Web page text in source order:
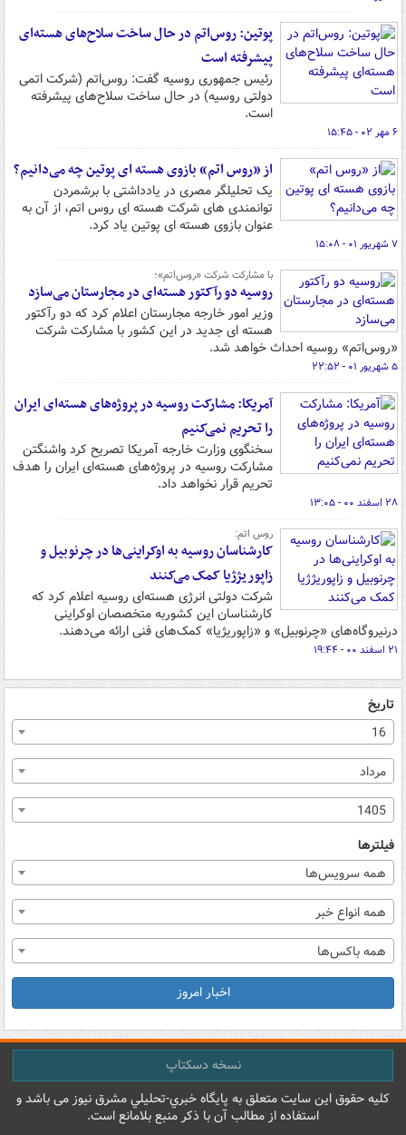
پوتین: روس‌اتم در حال ساخت سلاح‌های هسته‌ای
پیشرفته است
رئیس جمهوری روسیه گفت: روس‌اتم (شرکت اتمی
دولتی روسیه) در حال ساخت سلاح‌های پیشرفته‌
است.
۶ مهر ۰۲ - ۱۵:۴۵
از «روس اتم» بازوی هسته ای پوتین چه می‌دانیم؟
یک تحلیلگر مصری در یادداشتی با برشمردن
توانمندی های شرکت هسته ای روس اتم، از آن به
عنوان بازوی هسته ای پوتین یاد کرد.
۷ شهریور ۰۱ - ۱۵:۰۸
با مشارکت شرکت «روس‌اتم»؛
روسیه دو رآکتور هسته‌ای در مجارستان می‌سازد
وزیر امور خارجه مجارستان اعلام کرد که دو رآکتور
هسته‌ ای جدید در این کشور با مشارکت شرکت
«روس‌اتم» روسیه احداث خواهد شد.
۵ شهریور ۰۱ - ۲۲:۵۲
آمریکا: مشارکت روسیه در پروژه‌های هسته‌ای ایران
را تحریم نمی‌کنیم
سخنگوی وزارت خارجه آمریکا تصریح کرد واشنگتن
مشارکت روسیه در پروژه‌های هسته‌ای ایران را هدف
تحریم قرار نخواهد داد.
۲۸ اسفند ۰۰ - ۱۳:۰۵
روس اتم:
کارشناسان روسیه به اوکراینی‌ها در چرنوبیل و
زاپوریژژیا کمک می‌کنند
شرکت دولتی انرژی هسته‌ای روسیه اعلام کرد که
کارشناسان این کشوربه متخصصان اوکراینی
درنیروگاه‌های «چرنوبیل» و «زاپوریژیا» کمک‌های فنی ارائه می‌دهند.
۲۱ اسفند ۰۰ - ۱۹:۴۴
تاریخ
16
مرداد
1405
فیلترها
همه سرویس‌ها
همه انواع خبر
همه باکس‌ها
اخبار امروز
نسخه دسکتاپ
کليه حقوق اين سايت متعلق به پایگاه خبري-تحليلي مشرق نيوز می باشد و
استفاده از مطالب آن با ذکر منبع بلامانع است.